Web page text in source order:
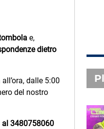
e,
dietro
dalle 5:00
del nostro
al 3480758060